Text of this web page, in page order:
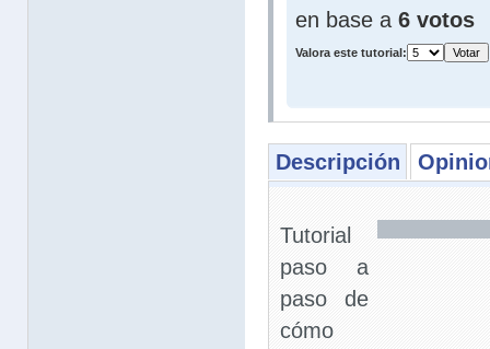
en base a 6 votos
Valora este tutorial:
Descripción
Tutorial
paso a
paso de
cómo